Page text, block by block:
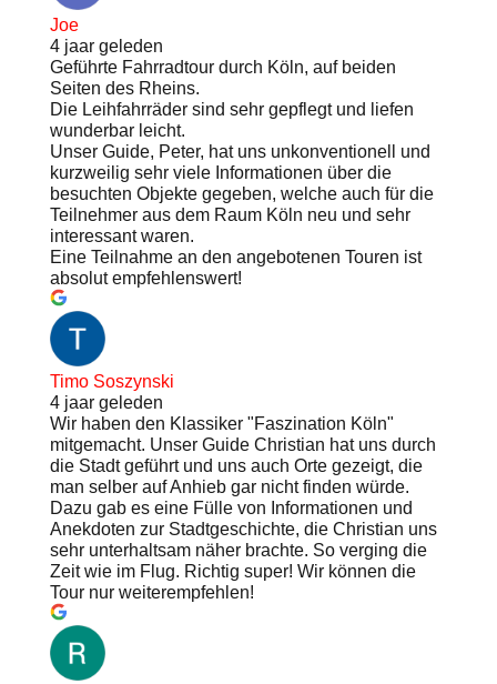
Joe
4 jaar geleden
Geführte Fahrradtour durch Köln, auf beiden
Seiten des Rheins.
Die Leihfahrräder sind sehr gepflegt und liefen
wunderbar leicht.
Unser Guide, Peter, hat uns unkonventionell und
kurzweilig sehr viele Informationen über die
besuchten Objekte gegeben, welche auch für die
Teilnehmer aus dem Raum Köln neu und sehr
interessant waren.
Eine Teilnahme an den angebotenen Touren ist
absolut empfehlenswert!
Timo Soszynski
4 jaar geleden
Wir haben den Klassiker "Faszination Köln"
mitgemacht. Unser Guide Christian hat uns durch
die Stadt geführt und uns auch Orte gezeigt, die
man selber auf Anhieb gar nicht finden würde.
Dazu gab es eine Fülle von Informationen und
Anekdoten zur Stadtgeschichte, die Christian uns
sehr unterhaltsam näher brachte. So verging die
Zeit wie im Flug. Richtig super! Wir können die
Tour nur weiterempfehlen!